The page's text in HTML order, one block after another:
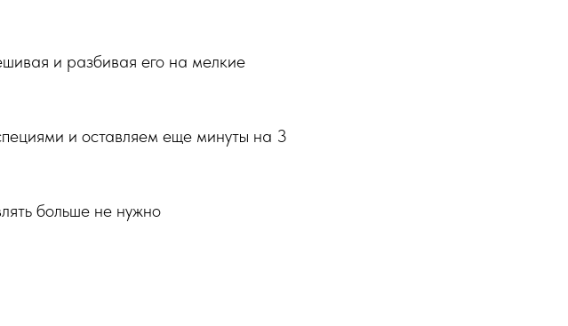
и разбивая его на мелкие
и оставляем еще минуты на 3
больше не нужно